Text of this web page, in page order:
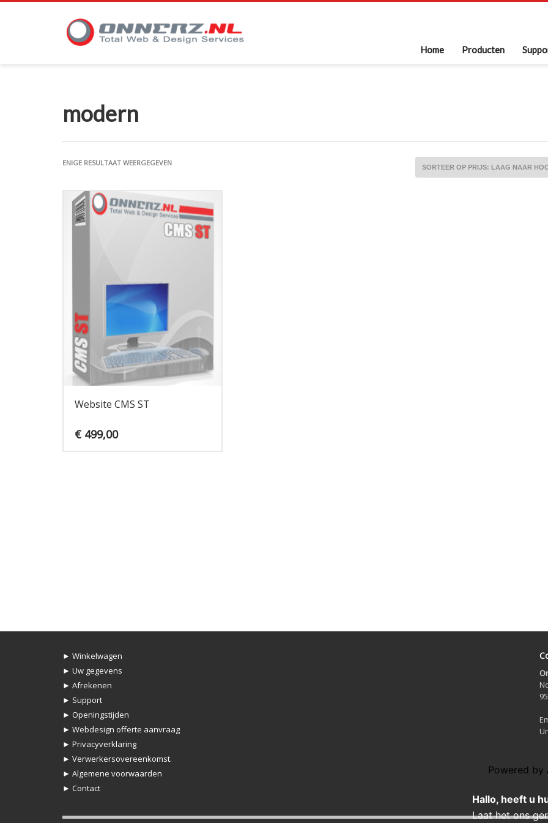
Home Producten
modern
ENIGE RESULTAAT WEERGEGEVEN
Website CMS ST
€ 499,00
► Winkelwagen
► Uw gegevens
► Afrekenen
► Support
► Openingstijden
► Webdesign offerte aanvraag
► Privacyverklaring
► Verwerkersovereenkomst.
► Algemene voorwaarden
► Contact
Powered by
Hallo, heeft u
Laat het ons